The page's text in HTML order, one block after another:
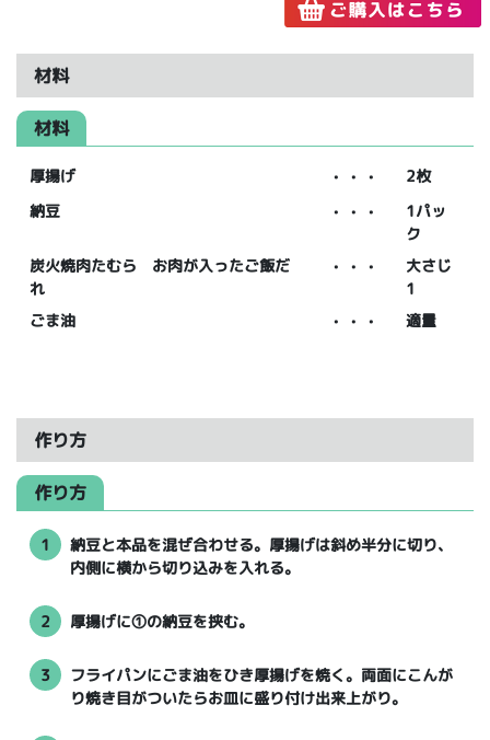
材料
材料
厚揚げ ・・・
2枚
納豆
・・・
1パッ
ク
炭火焼肉たむら お肉が入ったご飯だ
れ
・・・
大さじ
1
ごま油
・・・ 適量
作り方
作り方
1
納豆と本品を混ぜ合わせる。厚揚げは斜め半分に切り、
内側に横から切り込みを入れる。
2 厚揚げに①の納豆を挟む。
3
フライパンにごま油をひき厚揚げを焼く。両面にこんが
り焼き目がついたらお皿に盛り付け出来上がり。